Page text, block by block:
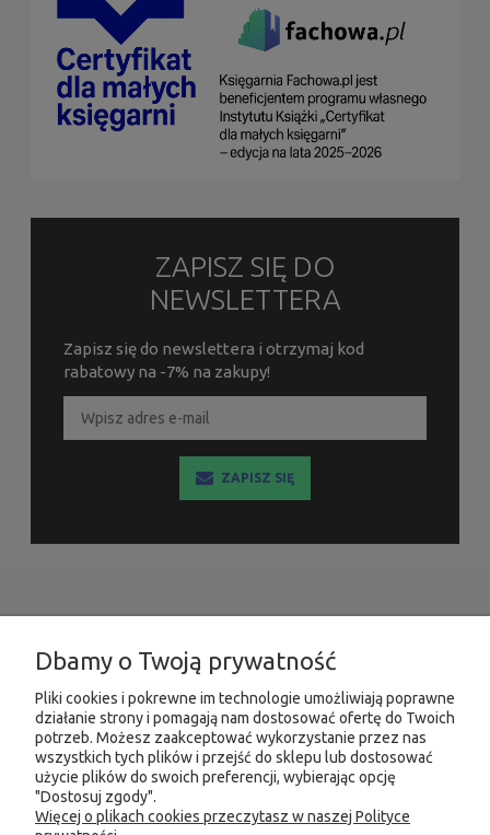
ZAPISZ SIĘ DO
NEWSLETTERA
Zapisz się do newslettera i otrzymaj kod
rabatowy na -7% na zakupy!
ZAPISZ SIĘ
INFORMACJE
MOJE KONTO
PRODUKTY
KONTAKT KSIĘGARNIA FACHOWA.PL
Dbamy o Twoją prywatność
Pliki cookies i pokrewne im technologie umożliwiają poprawne
działanie strony i pomagają nam dostosować ofertę do Twoich
potrzeb. Możesz zaakceptować wykorzystanie przez nas
wszystkich tych plików i przejść do sklepu lub dostosować
użycie plików do swoich preferencji, wybierając opcję
"Dostosuj zgody".
Więcej o plikach cookies przeczytasz w naszej Polityce